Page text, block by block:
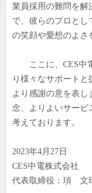
業員採用の難問を解
で、彼らのプロとし
の笑顔や愛想のよさ
ここに、CES中電
り様々なサポート
より感謝の意を表し
念、よりよいサービ
考えております。
2023年4月27日
CES中電株式会社
代表取締役：頊 文